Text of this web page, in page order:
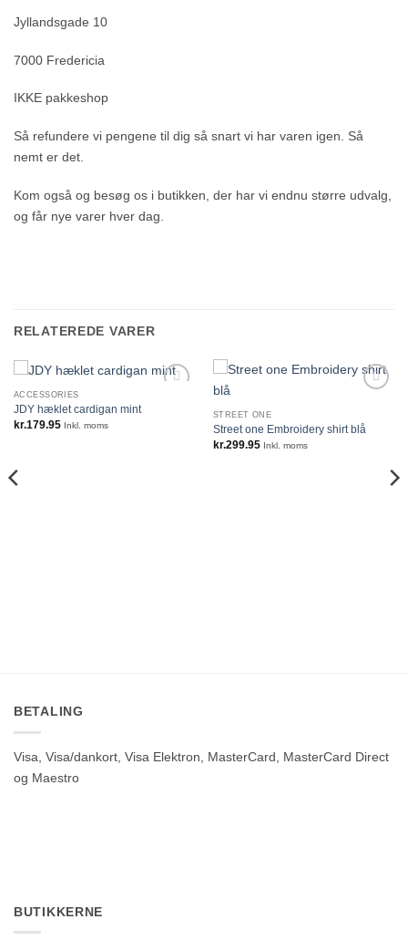
Jyllandsgade 10
7000 Fredericia
IKKE pakkeshop
Så refundere vi pengene til dig så snart vi har varen igen. Så
nemt er det.
Kom også og besøg os i butikken, der har vi endnu større udvalg,
og får nye varer hver dag.
RELATEREDE VARER
ACCESSORIES
JDY hæklet cardigan mint
kr.179.95 Inkl. moms
STREET ONE
Street one Embroidery shirt blå
kr.299.95 Inkl. moms
BETALING
Visa, Visa/dankort, Visa Elektron, MasterCard, MasterCard Direct
og Maestro
BUTIKKERNE